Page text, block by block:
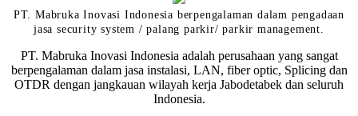
PT. Mabruka Inovasi Indonesia berpengalaman dalam pengadaan
jasa security system / palang parkir/ parkir management.
PT. Mabruka Inovasi Indonesia adalah perusahaan yang sangat
berpengalaman dalam jasa instalasi, LAN, fiber optic, Splicing dan
OTDR dengan jangkauan wilayah kerja Jabodetabek dan seluruh
Indonesia.